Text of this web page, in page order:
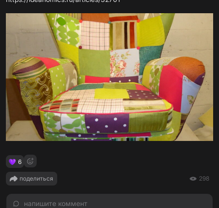
6
поделиться 298
напишите коммент